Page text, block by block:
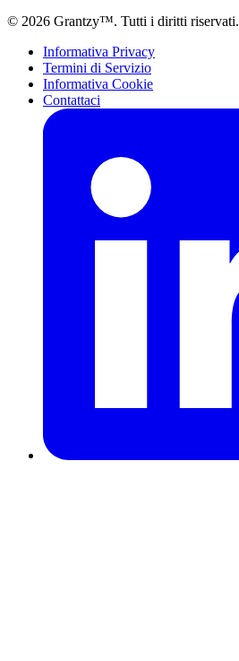
© 2026 Grantzy™. Tutti i diritti riservati.
Informativa Privacy
Termini di Servizio
Informativa Cookie
Contattaci